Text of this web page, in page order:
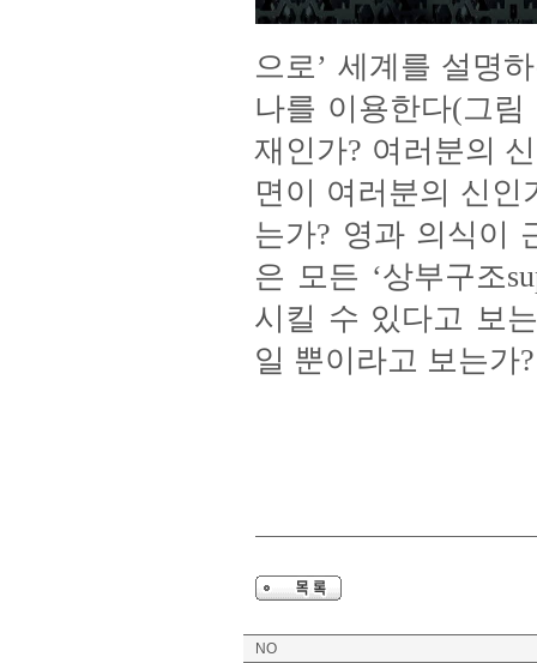
으로’ 세계를 설명
나를 이용한다(그
재인가? 여러분의
면이 여러분의 신
는가? 영과 의식이
은 모든 ‘상부구조
시킬 수 있다고 보
일 뿐이라고 보는가
NO